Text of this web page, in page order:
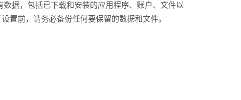
据，包括已下载和安装的应用程序、账户、文件以
置前，请务必备份任何要保留的数据和文件。